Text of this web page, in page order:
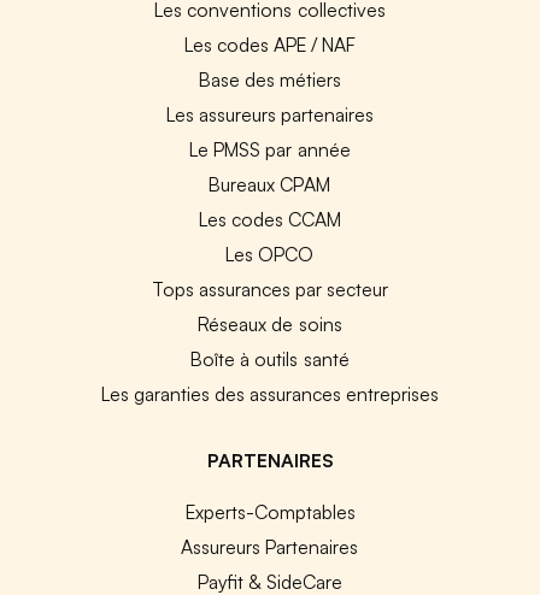
Les conventions collectives
Les codes APE / NAF
Base des métiers
Les assureurs partenaires
Le PMSS par année
Bureaux CPAM
Les codes CCAM
Les OPCO
Tops assurances par secteur
Réseaux de soins
Boîte à outils santé
Les garanties des assurances entreprises
PARTENAIRES
Experts-Comptables
Assureurs Partenaires
Payfit & SideCare